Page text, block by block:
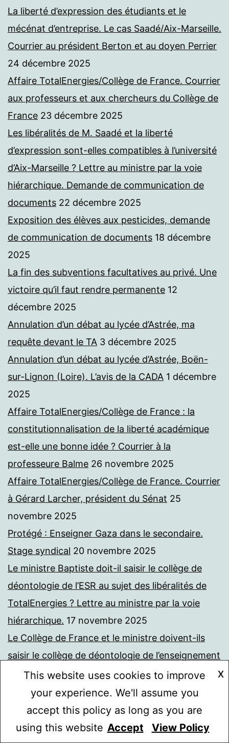
La liberté d’expression des étudiants et le
mécénat d’entreprise. Le cas Saadé/Aix-Marseille.
Courrier au président Berton et au doyen Perrier
24 décembre 2025
Affaire TotalEnergies/Collège de France. Courrier
aux professeurs et aux chercheurs du Collège de
France 23 décembre 2025
Les libéralités de M. Saadé et la liberté
d’expression sont-elles compatibles à l’université
d’Aix-Marseille ? Lettre au ministre par la voie
hiérarchique. Demande de communication de
documents 22 décembre 2025
Exposition des élèves aux pesticides, demande
de communication de documents 18 décembre
2025
La fin des subventions facultatives au privé. Une
victoire qu’il faut rendre permanente 12
décembre 2025
Annulation d’un débat au lycée d’Astrée, ma
requête devant le TA 3 décembre 2025
Annulation d’un débat au lycée d’Astrée, Boën-
sur-Lignon (Loire). L’avis de la CADA 1 décembre
2025
Affaire TotalEnergies/Collège de France : la
constitutionnalisation de la liberté académique
est-elle une bonne idée ? Courrier à la
professeure Balme 26 novembre 2025
Affaire TotalEnergies/Collège de France. Courrier
à Gérard Larcher, président du Sénat 25
novembre 2025
Protégé : Enseigner Gaza dans le secondaire.
Stage syndical 20 novembre 2025
Le ministre Baptiste doit-il saisir le collège de
déontologie de l’ESR au sujet des libéralités de
TotalEnergies ? Lettre au ministre par la voie
hiérarchique. 17 novembre 2025
Le Collège de France et le ministre doivent-ils
saisir le collège de déontologie de l’enseignement
supérieur et de la recherche sur le financement
par TotalEnergies de la chaire Avenir Commun
Durable ? 16 novembre 2025
Protégé : La Journée de la Mémoire des
This website uses cookies to improve
your experience. We'll assume you
accept this policy as long as you are
using this website
X
Accept View Policy
Mode sombre :